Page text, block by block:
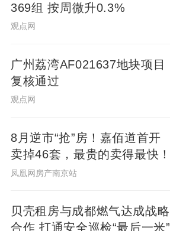
369组 按周微升0.3%
观点网
广州荔湾AF021637地块项目
复核通过
观点网
8月逆市“抢”房！嘉佰道首开
卖掉46套，最贵的卖得最快！
凤凰网房产南京站
贝壳租房与成都燃气达成战略
合作 打通安全巡检“最后一米”